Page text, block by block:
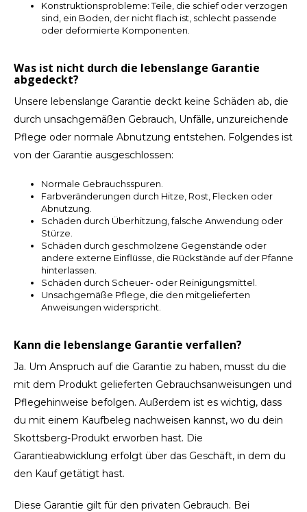
ZAR
SEK
Konstruktionsprobleme: Teile, die schief oder verzogen
sind, ein Boden, der nicht flach ist, schlecht passende
oder deformierte Komponenten.
Was ist nicht durch die lebenslange Garantie
abgedeckt?
Unsere lebenslange Garantie deckt keine Schäden ab, die
durch unsachgemäßen Gebrauch, Unfälle, unzureichende
Pflege oder normale Abnutzung entstehen. Folgendes ist
von der Garantie ausgeschlossen:
Normale Gebrauchsspuren.
Farbveränderungen durch Hitze, Rost, Flecken oder
Abnutzung.
Schäden durch Überhitzung, falsche Anwendung oder
Stürze.
Schäden durch geschmolzene Gegenstände oder
andere externe Einflüsse, die Rückstände auf der Pfanne
hinterlassen.
Schäden durch Scheuer- oder Reinigungsmittel.
Unsachgemäße Pflege, die den mitgelieferten
Anweisungen widerspricht.
Kann die lebenslange Garantie verfallen?
Ja. Um Anspruch auf die Garantie zu haben, musst du die
mit dem Produkt gelieferten Gebrauchsanweisungen und
Pflegehinweise befolgen. Außerdem ist es wichtig, dass
du mit einem Kaufbeleg nachweisen kannst, wo du dein
Skottsberg-Produkt erworben hast. Die
Garantieabwicklung erfolgt über das Geschäft, in dem du
den Kauf getätigt hast.
Diese Garantie gilt für den privaten Gebrauch. Bei